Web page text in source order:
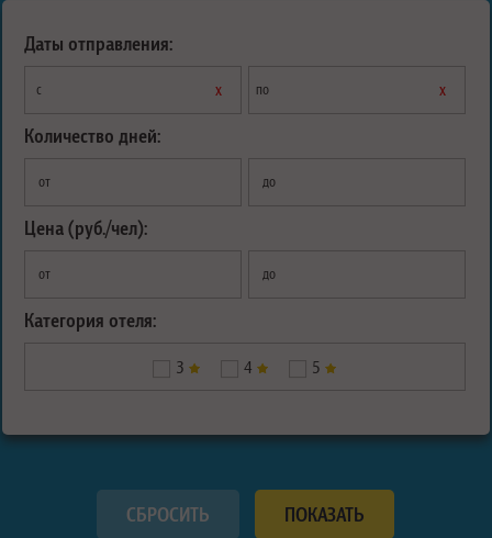
Даты отправления:
с х по х
Количество дней:
от до
Цена (руб./чел):
от до
Категория отеля:
3 4 5